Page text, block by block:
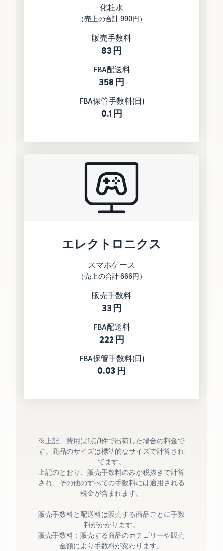
化粧水
（売上の合計 990円）
販売手数料
83 円
FBA配送料
358 円
FBA保管手数料(日)
0.1 円
エレクトロニクス
スマホケース
（売上の合計 666円）
販売手数料
33 円
FBA配送料
222 円
FBA保管手数料(日)
0.03 円
※上記、費用は1点/1件で出荷した場合の料金で
す。商品のサイズは標準的なサイズで計算され
てます。
上記のとおり、販売手数料のみが税抜きで計算
され、その他のすべての手数料には適用される
税金が含まれます。
販売手数料と配送料は販売する商品ごとに手数
料がかかります。
販売手数料：販売する商品のカテゴリーや販売
金額により手数料が変わります。